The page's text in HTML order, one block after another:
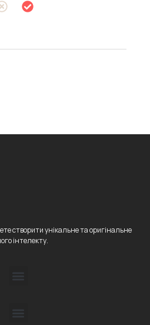
створити унікальне та оригінальне
інтелекту.